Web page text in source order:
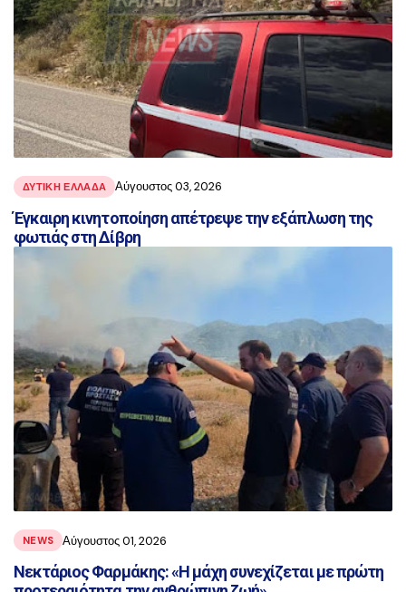
ΔΥΤΙΚΗ ΕΛΛΑΔΑ Αύγουστος 03, 2026
Έγκαιρη κινητοποίηση απέτρεψε την εξάπλωση της
φωτιάς στη Δίβρη
NEWS Αύγουστος 01, 2026
Νεκτάριος Φαρμάκης: «Η μάχη συνεχίζεται με πρώτη